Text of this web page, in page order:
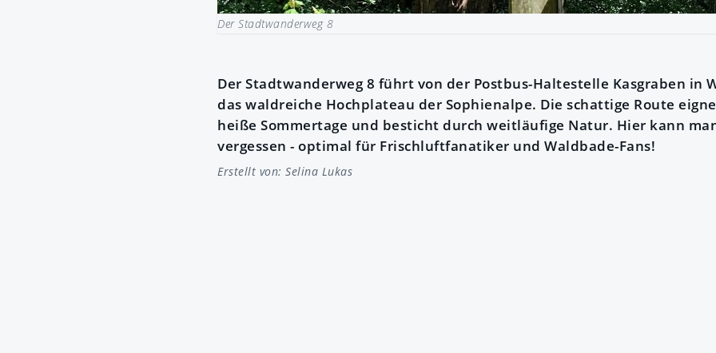
Der Stadtwanderweg 8
Der Stadtwanderweg 8 führt von der Postbus-Haltestelle Kasgraben in
das waldreiche Hochplateau der Sophienalpe. Die schattige Route
heiße Sommertage und besticht durch weitläufige Natur. Hier kann
vergessen - optimal für Frischluftfanatiker und Waldbade-Fans!
Erstellt von: Selina Lukas